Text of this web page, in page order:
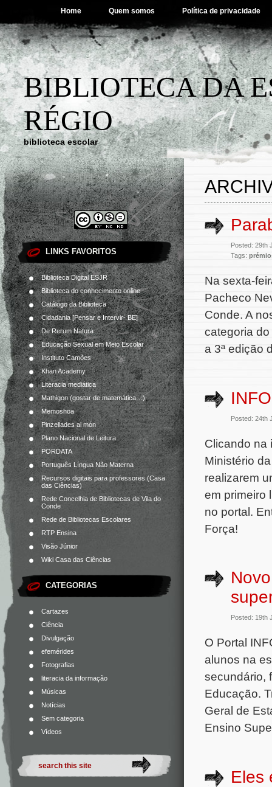
Home Quem somos Política de privacidade
BIBLIOTECA DA
RÉGIO
biblioteca escolar
LINKS FAVORITOS
Biblioteca Digital ESJR
Biblioteca do conhecimento online
Catálogo da Biblioteca
Cidadania [Pensar e Intervir- BE]
De Rerum Natura
Educação Sexual em Meio Escolar
Instituto Camões
Khan Academy
Literacia mediática
Mathigon (gostar de matemática…)
Memoshoa
Pinzellades al món
Plano Nacional de Leitura
PORDATA
Português Língua Não Materna
Recursos digitais para professores (Casa
das Ciências)
Rede Concelhia de Bibliotecas de Vila do
Conde
Rede de Bibliotecas Escolares
RTP Ensina
Visão Júnior
Wiki Casa das Ciências
CATEGORIAS
Cartazes
Ciência
Divulgação
efemérides
Fotografias
literacia da informação
Músicas
Notícias
Sem categoria
Vídeos
Posted: 29th
Tags:
Na sexta-
Pacheco
Conde. A
categoria
a 3ª edição
Posted: 24th
Clicando na
Ministério
realizarem
em primeiro
no portal.
Força!
Posted: 19th
O Portal
alunos na
secundário,
Educação.
Geral de
Ensino
Eles